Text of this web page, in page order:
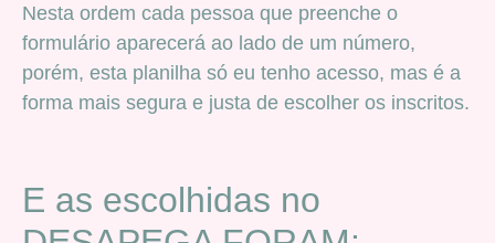
Nesta ordem cada pessoa que preenche o
formulário aparecerá ao lado de um número,
porém, esta planilha só eu tenho acesso, mas é a
forma mais segura e justa de escolher os inscritos.
E as escolhidas no